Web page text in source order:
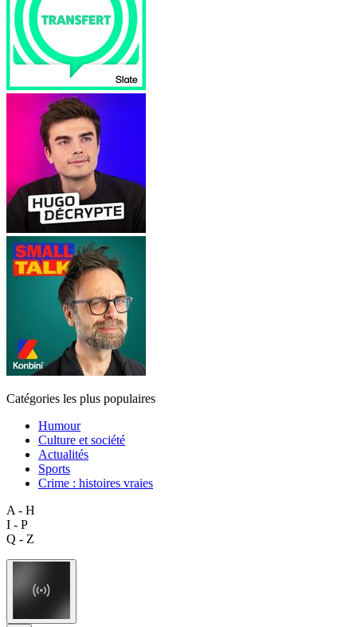
Catégories les plus populaires
Humour
Culture et société
Actualités
Sports
Crime : histoires vraies
A - H
I - P
Q - Z